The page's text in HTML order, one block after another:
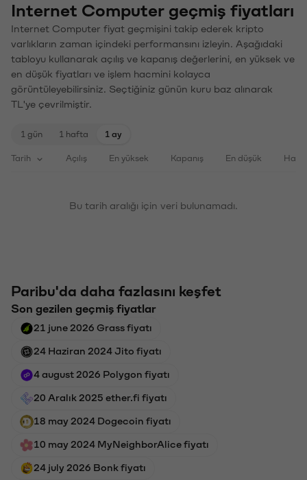
Internet Computer geçmiş fiyatları
Internet Computer fiyat geçmişini takip ederek kripto
varlıkların zaman içindeki performansını izleyin. Aşağıdaki
tabloyu kullanarak açılış ve kapanış değerlerini, en yüksek ve
en düşük fiyatları ve işlem hacmini kolayca
görüntüleyebilirsiniz. Seçtiğiniz günün kuru baz alınarak
TL'ye çevrilmiştir.
1 gün 1 hafta 1 ay
Tarih Açılış En yüksek Kapanış En düşük
Bu tarih aralığı için veri bulunamadı.
Paribu'da daha fazlasını keşfet
Son gezilen geçmiş fiyatlar
21 june 2026 Grass fiyatı
24 Haziran 2024 Jito fiyatı
4 august 2026 Polygon fiyatı
20 Aralık 2025 ether.fi fiyatı
18 may 2024 Dogecoin fiyatı
10 may 2024 MyNeighborAlice fiyatı
24 july 2026 Bonk fiyatı